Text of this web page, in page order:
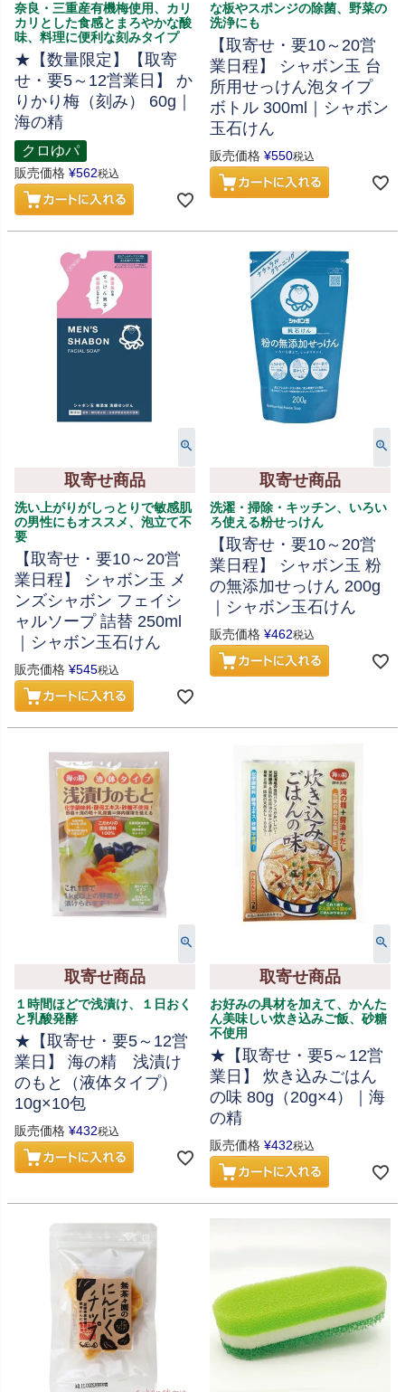
奈良・三重産有機梅使用、カリ
カリとした食感とまろやかな酸
味、料理に便利な刻みタイプ
★【数量限定】【取寄
せ・要5～12営業日】 か
りかり梅（刻み） 60g｜
海の精
クロゆパ
販売価格 ¥562税込
な板やスポンジの除菌、野菜の
洗浄にも
【取寄せ・要10～20営
業日程】 シャボン玉 台
所用せっけん泡タイプ
ボトル 300ml｜シャボン
玉石けん
販売価格 ¥550税込
取寄せ商品
洗い上がりがしっとりで敏感肌
の男性にもオススメ、泡立て不
要
【取寄せ・要10～20営
業日程】 シャボン玉 メ
ンズシャボン フェイシ
ャルソープ 詰替 250ml
｜シャボン玉石けん
販売価格 ¥545税込
取寄せ商品
洗濯・掃除・キッチン、いろい
ろ使える粉せっけん
【取寄せ・要10～20営
業日程】 シャボン玉 粉
の無添加せっけん 200g
｜シャボン玉石けん
販売価格 ¥462税込
取寄せ商品
１時間ほどで浅漬け、１日おく
と乳酸発酵
★【取寄せ・要5～12営
業日】 海の精 浅漬け
のもと（液体タイプ）
10g×10包
販売価格 ¥432税込
取寄せ商品
お好みの具材を加えて、かんた
ん美味しい炊き込みご飯、砂糖
不使用
★【取寄せ・要5～12営
業日】 炊き込みごはん
の味 80g（20g×4）｜海
の精
販売価格 ¥432税込